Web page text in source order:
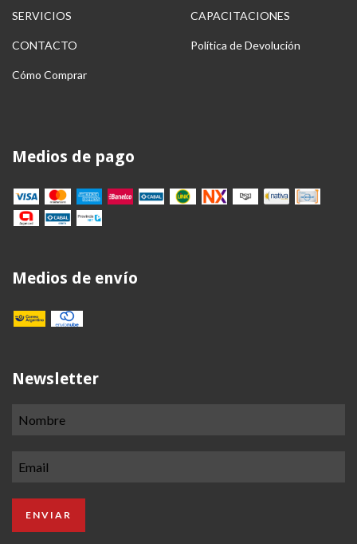
SERVICIOS CAPACITACIONES
CONTACTO Política de Devolución
Cómo Comprar
Medios de pago
Medios de envío
Newsletter